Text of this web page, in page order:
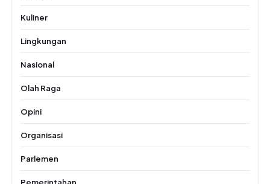
Kuliner
Lingkungan
Nasional
Olah Raga
Opini
Organisasi
Parlemen